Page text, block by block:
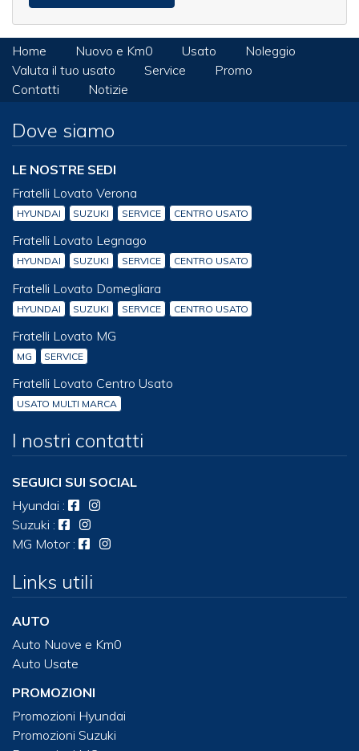
Home Nuovo e Km0 Usato
Noleggio
Valuta il tuo usato
Service
Promo
Contatti
Notizie
Dove siamo
LE NOSTRE SEDI
Fratelli Lovato Verona
HYUNDAI SUZUKI SERVICE CENTRO USATO
Fratelli Lovato Legnago
HYUNDAI SUZUKI SERVICE CENTRO USATO
Fratelli Lovato Domegliara
HYUNDAI SUZUKI SERVICE CENTRO USATO
Fratelli Lovato MG
MG SERVICE
Fratelli Lovato Centro Usato
USATO MULTI MARCA
I nostri contatti
SEGUICI SUI SOCIAL
Hyundai :
Suzuki :
MG Motor :
Links utili
AUTO
Auto Nuove e Km0
Auto Usate
PROMOZIONI
Promozioni Hyundai
Promozioni Suzuki